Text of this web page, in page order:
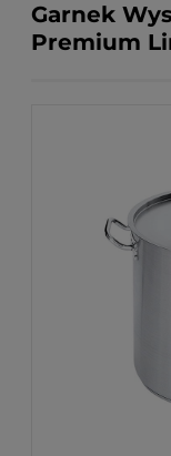
Garnek
Premium